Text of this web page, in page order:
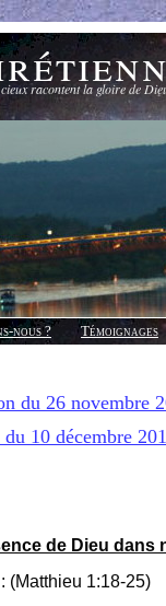
racontent la gloire de
nous ?
Témoignages
du 26 novembre
du 10 décembre
de Dieu dans
(Matthieu 1:18-25)